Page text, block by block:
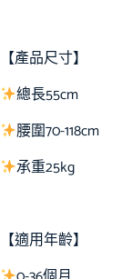
【產品尺寸】
總長55cm
腰圍70-118cm
承重25kg
【適用年齡】